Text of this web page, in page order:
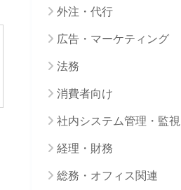
外注・代行
広告・マーケティング
法務
消費者向け
社内システム管理・監視
経理・財務
総務・オフィス関連